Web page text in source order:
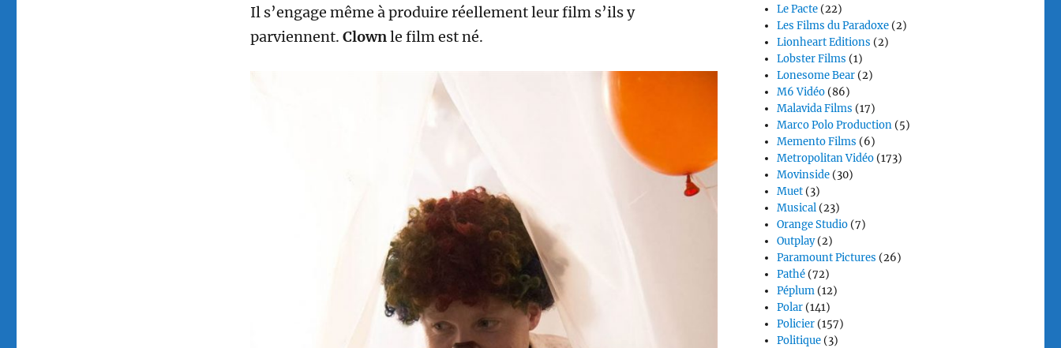
Il s’engage même à produire réellement leur film s’ils y
parviennent. Clownle film est né.
Le Pacte (22)
Les Films du Paradoxe (2)
Lionheart Editions (2)
Lobster Films (1)
Lonesome Bear (2)
M6 Vidéo (86)
Malavida Films (17)
Marco Polo Production (5)
Memento Films (6)
Metropolitan Vidéo (173)
Movinside (30)
Muet (3)
Musical (23)
Orange Studio (7)
Outplay(2)
Paramount Pictures (26)
Pathé (72)
Péplum (12)
Polar (141)
Policier (157)
Politique (3)